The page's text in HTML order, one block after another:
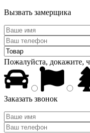
Вызвать замерщика
Пожалуйста, докажите,
Заказать звонок